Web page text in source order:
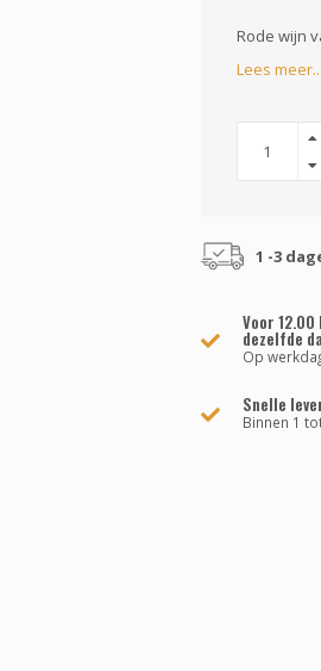
Rode wijn
Lees meer..
1 -3
Voor
dezelfde
Op
Snelle
Binnen 1